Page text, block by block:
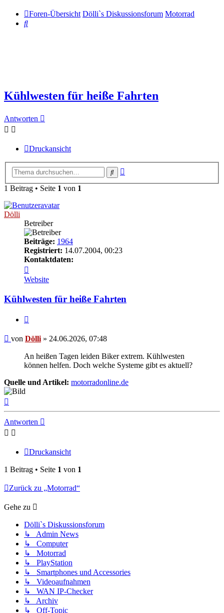
Foren-Übersicht Dölli`s Diskussionsforum Motorrad
Suche
Kühlwesten für heiße Fahrten
Antworten
Druckansicht
Suche
1 Beitrag • Seite 1 von 1
Dölli
Betreiber
Beiträge: 1964
Registriert: 14.07.2004, 00:23
Kontaktdaten:
von
Dölli
Website
Kühlwesten für heiße Fahrten
Beitrag
von Dölli » 24.06.2026, 07:48
An heißen Tagen leiden Biker extrem. Kühlwesten
können helfen. Doch welche Systeme gibt es aktuell?
Quelle und Artikel: motorradonline.de
Antworten
Druckansicht
1 Beitrag • Seite 1 von 1
Zurück zu „Motorrad“
Gehe zu
Dölli`s Diskussionsforum
↳ Admin News
↳ Computer
↳ Motorrad
↳ PlayStation
↳ Smartphones und Accessories
↳ Videoaufnahmen
↳ WAN IP-Checker
↳ Archiv
↳ Off-Topic